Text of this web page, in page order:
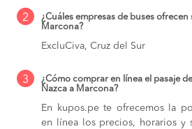
2
¿Cuáles empresas de buses ofrecen
Marcona?
ExcluCiva, Cruz del Sur
3
¿Cómo comprar en línea el pasaje
Nazca a Marcona?
En kupos.pe te ofrecemos la
en línea los precios, horarios y